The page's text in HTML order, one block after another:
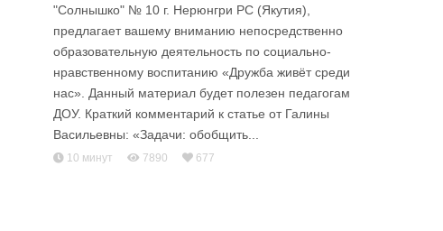
"Солнышко" № 10 г. Нерюнгри РС (Якутия),
предлагает вашему вниманию непосредственно
образовательную деятельность по социально-
нравственному воспитанию «Дружба живёт среди
нас». Данный материал будет полезен педагогам
ДОУ. Краткий комментарий к статье от Галины
Васильевны: «Задачи: обобщить...
10 минут 7890 677